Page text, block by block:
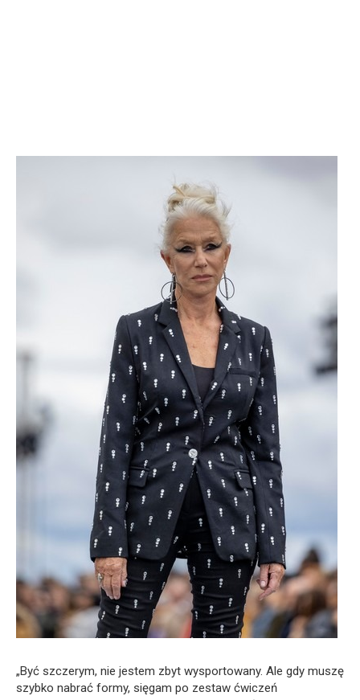
„Być szczerym, nie jestem zbyt wysportowany. Ale gdy muszę
szybko nabrać formy, sięgam po zestaw ćwiczeń